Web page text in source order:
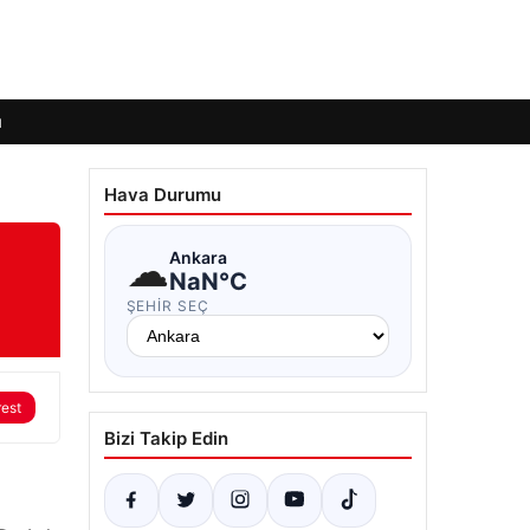
Hava Durumu
☁Ankara
NaN°C
ŞEHIR SEÇ
Bizi Takip Edin